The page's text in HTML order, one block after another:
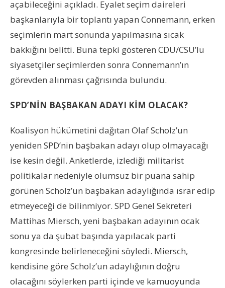
açabileceğini açıkladı. Eyalet seçim daireleri
başkanlarıyla bir toplantı yapan Connemann, erken
seçimlerin mart sonunda yapılmasına sıcak
bakkığını belitti. Buna tepki gösteren CDU/CSU’lu
siyasetçiler seçimlerden sonra Connemann’ın
görevden alınması çağrısında bulundu.
SPD’NİN BAŞBAKAN ADAYI KİM OLACAK?
Koalisyon hükümetini dağıtan Olaf Scholz’un
yeniden SPD’nin başbakan adayı olup olmayacağı
ise kesin değil. Anketlerde, izlediği militarist
politikalar nedeniyle olumsuz bir puana sahip
görünen Scholz’un başbakan adaylığında ısrar edip
etmeyeceği de bilinmiyor. SPD Genel Sekreteri
Mattihas Miersch, yeni başbakan adayının ocak
sonu ya da şubat başında yapılacak parti
kongresinde belirleneceğini söyledi. Miersch,
kendisine göre Scholz’un adaylığının doğru
olacağını söylerken parti içinde ve kamuoyunda